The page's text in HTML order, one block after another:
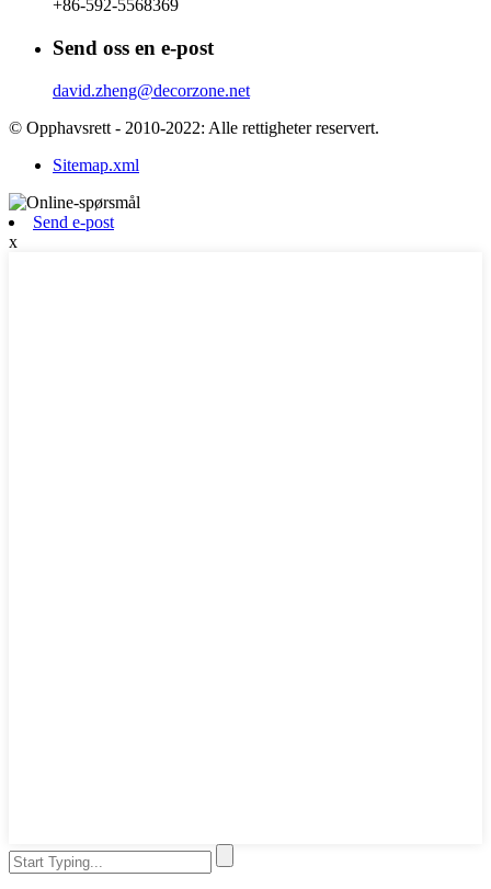
+86-592-5568369
Send oss ​​en e-post
david.zheng@decorzone.net
© Opphavsrett - 2010-2022: Alle rettigheter reservert.
Sitemap.xml
Send e-post
x